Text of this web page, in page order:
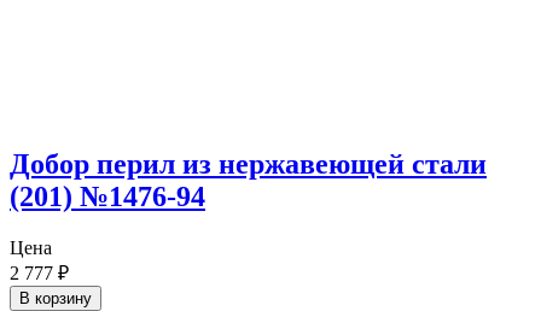
Добор перил из нержавеющей стали
(201) №1476-94
Цена
2 777 ₽
В корзину